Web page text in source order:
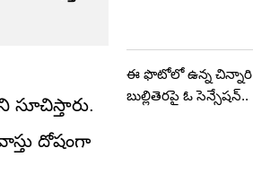
సూచిస్తారు.
దోషంగా
ఈ ఫొటోలో ఉన్న చిన్నారి
బుల్లితెరపై ఓ సెన్సేషన్..